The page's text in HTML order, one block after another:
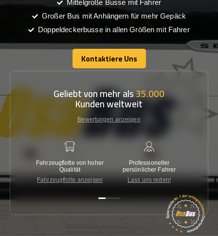
Mittelgroße Busse mit Fahrer
Großer Bus mit Anhängern für mehr Gepäck
Doppeldeckerbusse in allen Größen mit Fahrer
Kontaktiere Uns
Kontaktiere Uns
Geliebt von mehr als35.000
Kunden weltweit
Bewertungen anzeigen
Fahrzeugflotte von hoher
Qualität
Fahrzeugflotte anzeigen
Professioneller
persönlicher Fahrer
Lass uns reden!